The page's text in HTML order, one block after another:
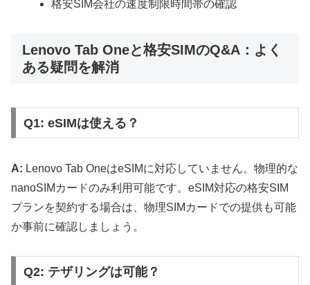
格安SIM会社の速度制限時間帯の確認
Lenovo Tab Oneと格安SIMのQ&A：よく
ある疑問を解消
Q1: eSIMは使える？
A: Lenovo Tab OneはeSIMに対応していません。物理的な
nanoSIMカードのみ利用可能です。eSIM対応の格安SIM
プランを契約する場合は、物理SIMカードでの提供も可能
か事前に確認しましょう。
Q2: テザリングは可能？